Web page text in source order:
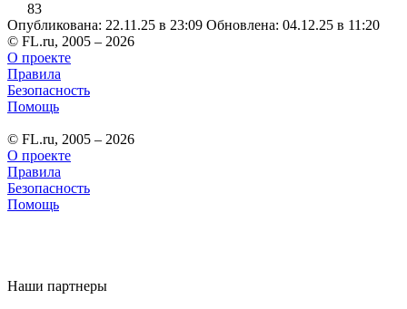
83
Опубликована: 22.11.25 в 23:09 Обновлена: 04.12.25 в 11:20
© FL.ru, 2005 – 2026
О проекте
Правила
Безопасность
Помощь
© FL.ru, 2005 – 2026
О проекте
Правила
Безопасность
Помощь
Наши партнеры